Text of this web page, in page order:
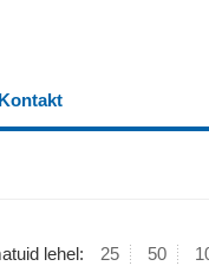
Kontakt
lehel: 25 50